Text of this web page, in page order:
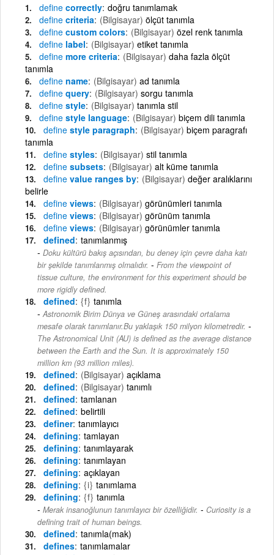
define correctly doğru tanımlamak
define criteria (Bilgisayar) ölçüt tanımla
define custom colors (Bilgisayar) özel renk tanımla
define label (Bilgisayar) etiket tanımla
define more criteria (Bilgisayar) daha fazla ölçüt
tanımla
define name (Bilgisayar) ad tanımla
define query (Bilgisayar) sorgu tanımla
define style (Bilgisayar) tanımla stil
define style language (Bilgisayar) biçem dili tanımla
define style paragraph (Bilgisayar) biçem paragrafı
tanımla
define styles (Bilgisayar) stil tanımla
define subsets (Bilgisayar) alt küme tanımla
define value ranges by (Bilgisayar) değer aralıklarını
belirle
define views (Bilgisayar) görünümleri tanımla
define views (Bilgisayar) görünüm tanımla
define views (Bilgisayar) görünümler tanımla
defined tanımlanmış
Doku kültürü bakış açısından, bu deney için çevre daha katı
bir şekilde tanımlanmış olmalıdır. - From the viewpoint of
tissue culture, the environment for this experiment should be
more rigidly defined.
defined {f} tanımla
Astronomik Birim Dünya ve Güneş arasındaki ortalama
mesafe olarak tanımlanır.Bu yaklaşık 150 milyon kilometredir. -
The Astronomical Unit (AU) is defined as the average distance
between the Earth and the Sun. It is approximately 150
million km (93 million miles).
defined (Bilgisayar) açıklama
defined (Bilgisayar) tanımlı
defined tamlanan
defined belirtili
definer tanımlayıcı
defining tamlayan
defining tanımlayarak
defining tanımlayan
defining açıklayan
defining {i} tanımlama
defining {f} tanımla
Merak insanoğlunun tanımlayıcı bir özelliğidir. - Curiosity is a
defining trait of human beings.
defined tanımla(mak)
defines tanımlamalar